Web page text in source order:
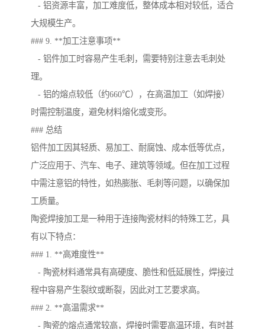
- 铝资源丰富，加工难度低，整体成本相对较低，适合
大规模生产。
### 9. **加工注意事项**
- 铝件加工时容易产生毛刺，需要特别注意去毛刺处
理。
- 铝的熔点较低（约660℃），在高温加工（如焊接）
时需控制温度，避免材料熔化或变形。
### 总结
铝件加工因其轻质、易加工、耐腐蚀、成本低等优点，
广泛应用于、汽车、电子、建筑等领域。但在加工过程
中需注意铝的特性，如热膨胀、毛刺等问题，以确保加
工质量。
陶瓷焊接加工是一种用于连接陶瓷材料的特殊工艺，具
有以下特点：
### 1. **高难度性**
- 陶瓷材料通常具有高硬度、脆性和低延展性，焊接过
程中容易产生裂纹或断裂，因此对工艺要求高。
### 2. **高温需求**
- 陶瓷的熔点通常较高，焊接时需要高温环境，有时甚